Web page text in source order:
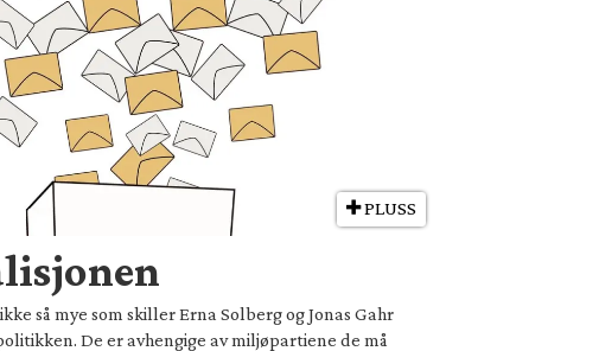
PLUSS
så mye som skiller Erna Solberg og Jonas Gahr
De er avhengige av miljøpartiene de må